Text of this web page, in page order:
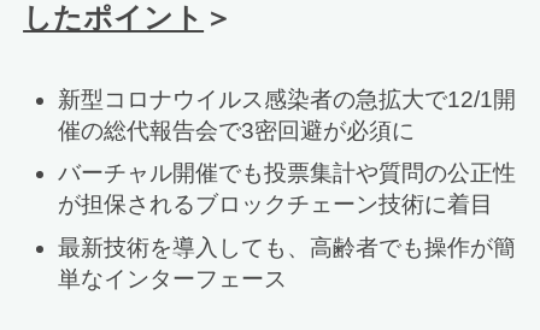
したポイント ＞
新型コロナウイルス感染者の急拡大で12/1開
催の総代報告会で3密回避が必須に
バーチャル開催でも投票集計や質問の公正性
が担保されるブロックチェーン技術に着目
最新技術を導入しても、高齢者でも操作が簡
単なインターフェース